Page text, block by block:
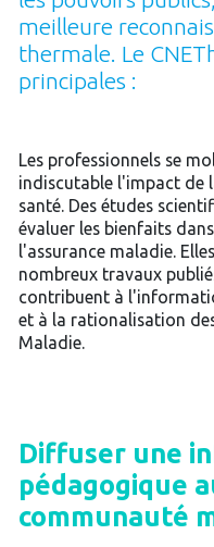
meilleure
thermale. Le
principales :
Les professionnels se
indiscutable l'impact de
santé. Des études
évaluer les bienfaits
l'assurance maladie.
nombreux travaux
contribuent à
et à la rationalisation
Maladie.
Diffuser une
pédagogique
communauté